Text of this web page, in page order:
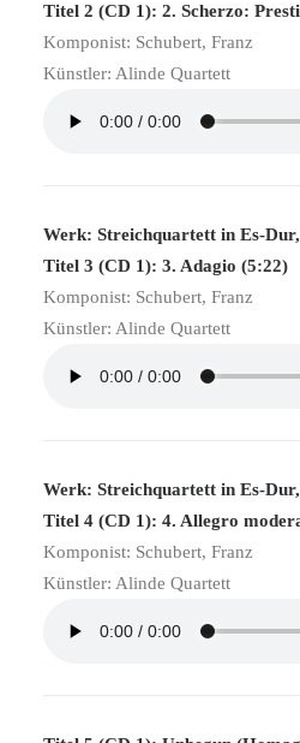
Titel 2 (CD 1): 2. Scherzo:
Komponist: Schubert, Franz
Künstler: Alinde Quartett
Werk: Streichquartett in Es-
Titel 3 (CD 1): 3. Adagio (5:22)
Komponist: Schubert, Franz
Künstler: Alinde Quartett
Werk: Streichquartett in Es-
Titel 4 (CD 1): 4. Allegro
Komponist: Schubert, Franz
Künstler: Alinde Quartett